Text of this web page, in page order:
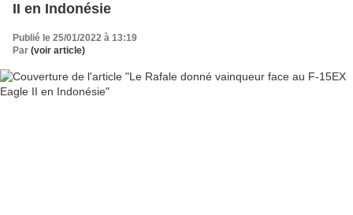
II en Indonésie
Publié le 25/01/2022 à 13:19
Par (voir article)